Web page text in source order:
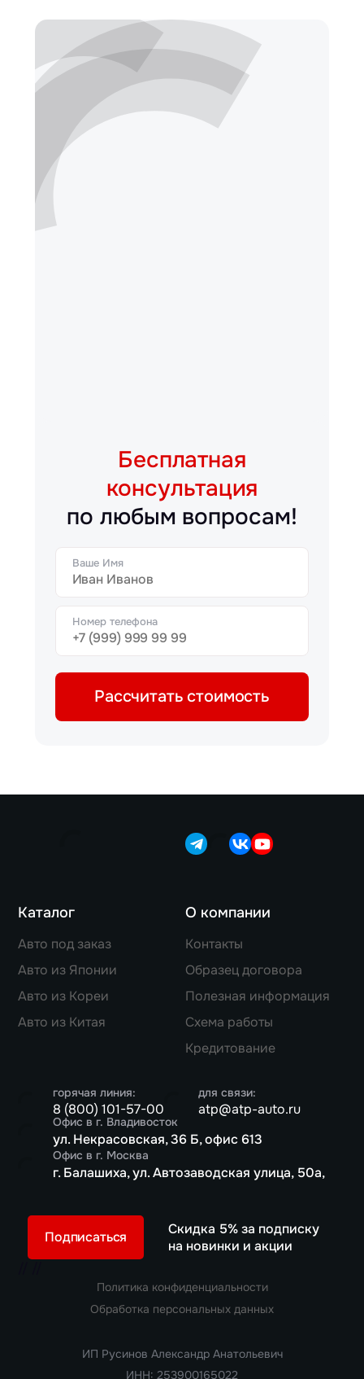
Бесплатная
консультация
по любым вопросам!
Ваше Имя
Номер телефона
Рассчитать стоимость
Каталог
Авто под заказ
Авто из Японии
Авто из Кореи
Авто из Китая
О компании
Контакты
Образец договора
Полезная информация
Схема работы
Кредитование
горячая линия:
8 (800) 101-57-00
для связи:
atp@atp-auto.ru
Офис в г. Владивосток
ул. Некрасовская, 36 Б, офис 613
Офис в г. Москва
г. Балашиха, ул. Автозаводская улица, 50а,
Скидка 5% за подписку
на новинки и акции
Подписаться
Политика конфиденциальности
Обработка персональных данных
ИП Русинов Александр Анатольевич
ИНН: 253900165022